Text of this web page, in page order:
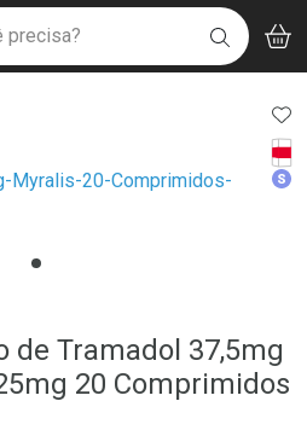
precisa? BUSCAR
de Tramadol 37,5mg
20 Comprimidos